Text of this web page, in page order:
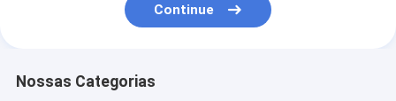
Empurre o sistema para trás do tormento
Continue
Nossas Categorias